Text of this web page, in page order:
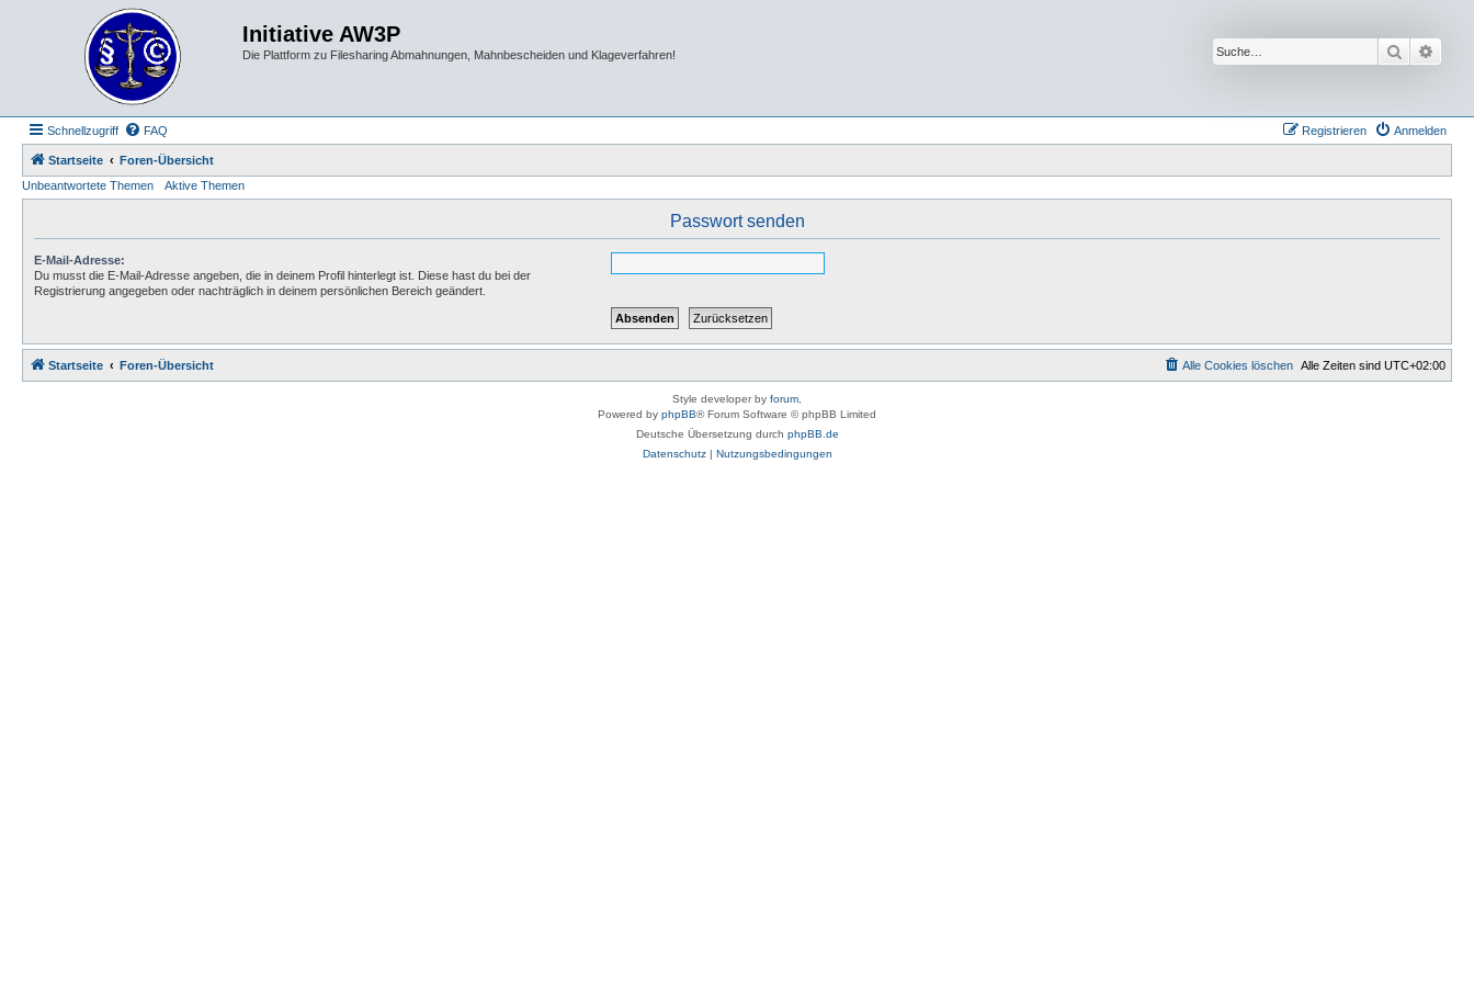
Initiative AW3P
Die Plattform zu Filesharing Abmahnungen, Mahnbescheiden und Klageverfahren! Suche
Schnellzugriff FAQ Anmelden
Registrieren
Startseite
Foren-Übersicht
Unbeantwortete Themen
Aktive Themen
Passwort senden
E-Mail-Adresse:
Du musst die E-Mail-Adresse angeben, die in deinem Profil hinterlegt ist. Diese hast du bei der
Registrierung angegeben oder nachträglich in deinem persönlichen Bereich geändert.
Startseite Foren-Übersicht Alle Zeiten sind UTC+02:00
Alle Cookies löschen
Style developer by forum
Powered by phpBB® Forum Software © phpBB Limited
Deutsche Übersetzung durch phpBB.de
Datenschutz| Nutzungsbedingungen